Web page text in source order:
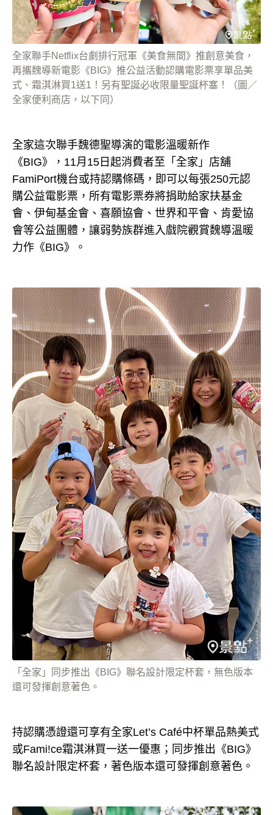
全家聯手Netflix台劇排行冠軍《美食無間》推創意美食，
再攜魏導新電影《BIG》推公益活動認購電影票享單品美
式、霜淇淋買1送1！另有聖誕必收限量聖誕杯塞！（圖／
全家便利商店，以下同）
全家這次聯手魏德聖導演的電影溫暖新作
《BIG》，11月15日起消費者至「全家」店舖
FamiPort機台或持認購條碼，即可以每張250元認
購公益電影票，所有電影票券將捐助給家扶基金
會、伊甸基金會、喜願協會、世界和平會、肯愛協
會等公益團體，讓弱勢族群進入戲院觀賞魏導溫暖
力作《BIG》。
「全家」同步推出《BIG》聯名設計限定杯套，無色版本
還可發揮創意著色。
持認購憑證還可享有全家Let’s Café中杯單品熱美式
或Fami!ce霜淇淋買一送一優惠；同步推出《BIG》
聯名設計限定杯套，著色版本還可發揮創意著色。